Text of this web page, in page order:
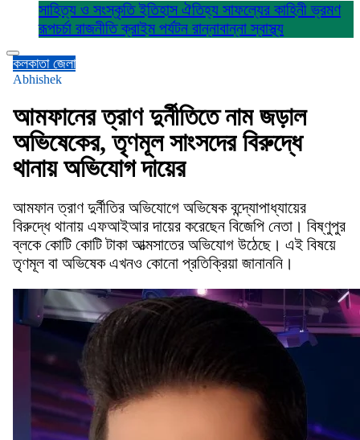
সাহিত্য ও সংস্কৃতিইতিহাস ঐতিহ্য সাফল্যের কাহিনীভ্রমণ
রূপচর্চা রাজনীতিক্রাইম পর্যটন রান্নাবান্নাস্বাস্থ্য
কলকাতা জেলা
Abhishek
আমফানের ত্রাণ দুর্নীতিতে নাম জড়াল
অভিষেকের, তৃণমূল সাংসদের বিরুদ্ধে
থানায় অভিযোগ দায়ের
আমফান ত্রাণ দুর্নীতির অভিযোগে অভিষেক বন্দ্যোপাধ্যায়ের
বিরুদ্ধে থানায় এফআইআর দায়ের করেছেন বিজেপি নেতা। বিষ্ণুপুর
ব্লকে কোটি কোটি টাকা আত্মসাতের অভিযোগ উঠেছে। এই বিষয়ে
তৃণমূল বা অভিষেক এখনও কোনো প্রতিক্রিয়া জানাননি।